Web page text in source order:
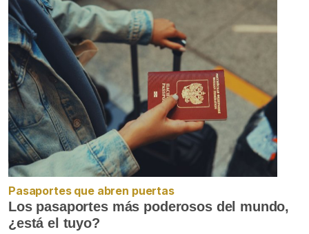
Pasaportes que abren puertas
Los pasaportes más poderosos del mundo,
¿está el tuyo?